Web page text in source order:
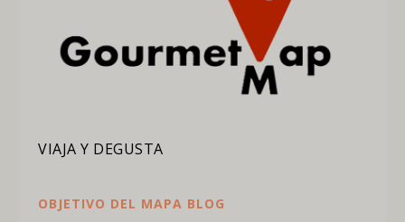
VIAJA Y DEGUSTA
OBJETIVO DEL MAPA BLOG